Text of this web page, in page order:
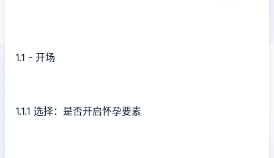
1.1 - 开场
1.1.1 选择：是否开启怀孕要素